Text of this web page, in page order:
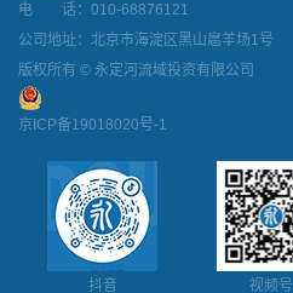
电 话：010-68876121
公司地址：北京市海淀区黑山扈羊场1号
版权所有 © 永定河流域投资有限公司
京ICP备19018020号-1
抖音 视频号